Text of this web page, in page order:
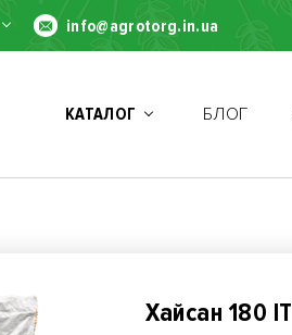
info@agrotorg.in.ua
КАТАЛОГ БЛОГ
Хайсан 180 ІТ